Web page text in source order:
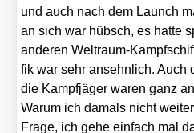
und auch nach dem Launch
an sich war hübsch, es hat­te
ande­ren Welt­raum-
fik war sehr ansehn­lich. Auch
die Kampf­jä­ger waren ganz
War­um ich damals nicht
Fra­ge, ich gehe ein­fach mal